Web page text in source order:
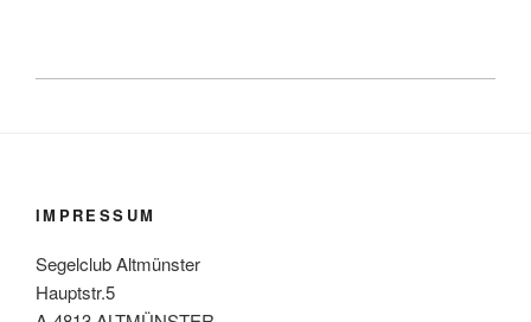
IMPRESSUM
Segelclub Altmünster
Hauptstr.5